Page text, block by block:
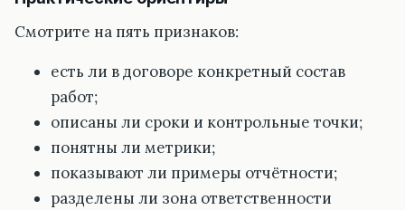
Смотрите на пять признаков:
есть ли в договоре конкретный состав
работ;
описаны ли сроки и контрольные точки;
понятны ли метрики;
показывают ли примеры отчётности;
разделены ли зона ответственности